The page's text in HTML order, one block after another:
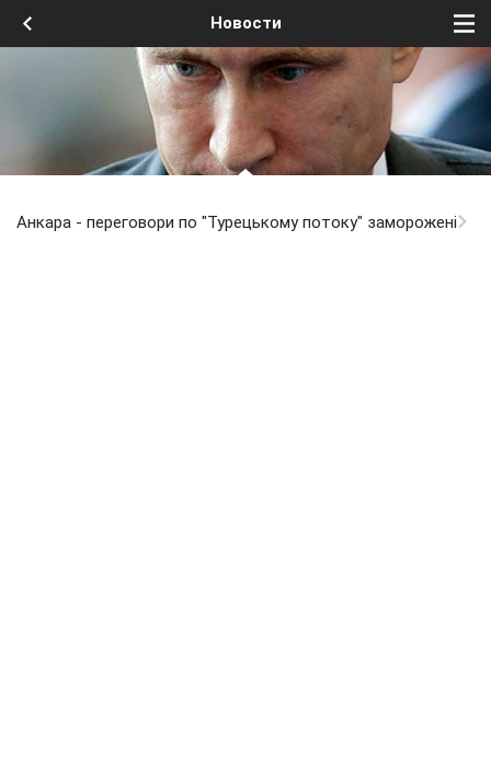
Новости
Анкара - переговори по "Турецькому потоку" заморожені